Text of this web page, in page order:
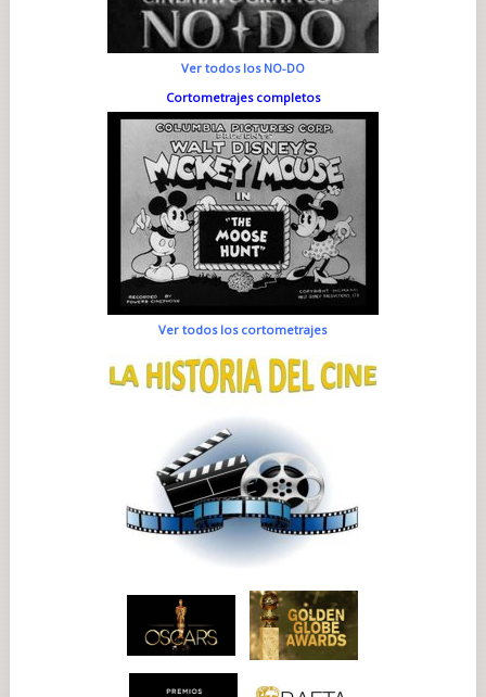
Ver todos los NO-DO
Cortometrajes completos
Ver todos los cortometrajes